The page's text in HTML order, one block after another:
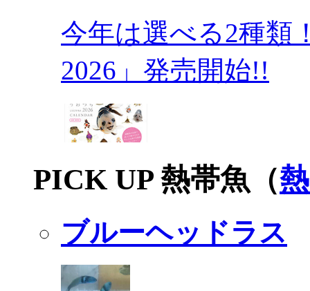
今年は選べる2種類
2026」発売開始!!
PICK UP 熱帯魚（
ブルーヘッドラス